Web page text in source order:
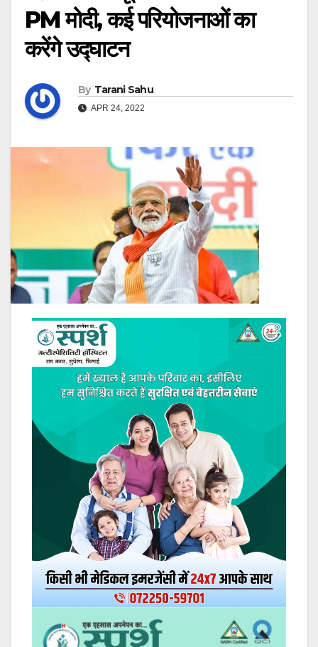
PM मोदी, कई परियोजनाओं का
करेंगे उद्घाटन
By Tarani Sahu
APR 24, 2022